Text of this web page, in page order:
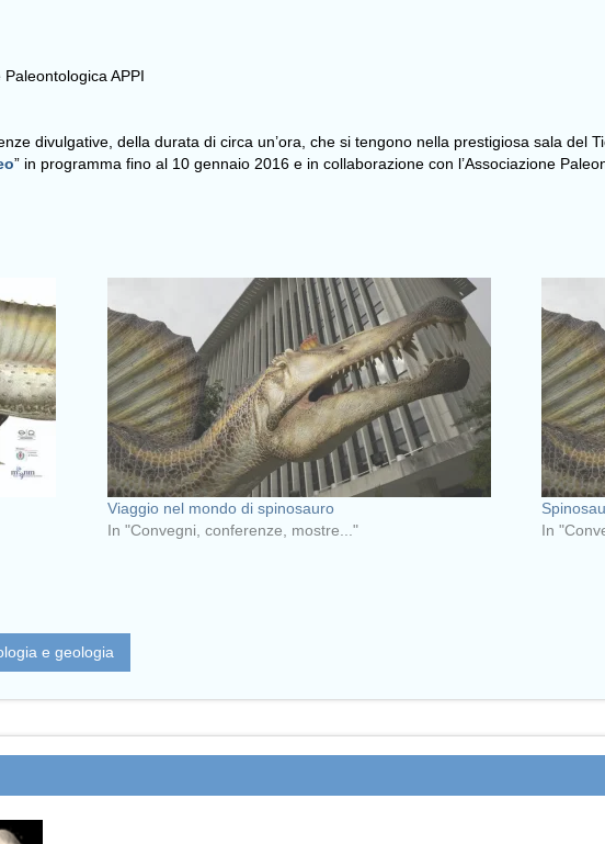
APPI
divulgative, della durata di circa un’ora, che si tengono nella prestigiosa sala del
” in programma fino al 10 gennaio 2016 e in collaborazione con l’Associazione
Viaggio nel mondo di spinosauro
In "Convegni, conferenze, mostre..."
In
e geologia